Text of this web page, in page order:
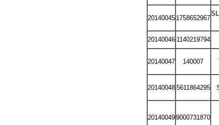
20140045 1758652967
20140046 1140219794
20140047 140007
20140048 5611864295
201400499000731870